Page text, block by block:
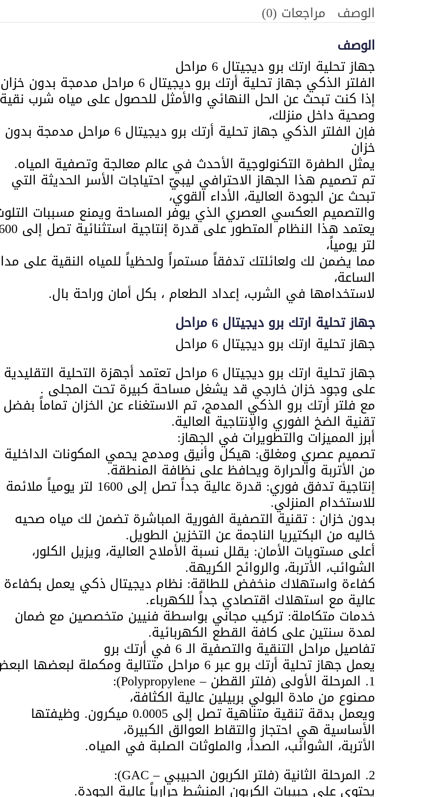
مراحل
الوصف مراجعات (0)
الوصف
جهاز تحلية ارتك برو ديجيتال 6 مراحل ​
الفلتر الذكي جهاز تحلية أرتك برو ديجيتال 6 مراحل مدمجة بدون خزان
​إذا كنت تبحث عن الحل النهائي والأمثل للحصول على مياه شرب نقية
وصحية داخل منزلك،
فإن الفلتر الذكي جهاز تحلية أرتك برو ديجيتال 6 مراحل مدمجة بدون
خزان
يمثل الطفرة التكنولوجية الأحدث في عالم معالجة وتصفية المياه.
تم تصميم هذا الجهاز الاحترافي ليبيّ احتياجات الأسر الحديثة التي
تبحث عن الجودة العالية، الأداء القوي،
والتصميم العكسي العصري الذي يوفر المساحة ويمنع مسببات
​يعتمد هذا النظام المتطور على قدرة
لتر يومياً،
مما يضمن لك ولعائلتك تدفقاً مستمراً ولحظياً للمياه النقية على
الساعة،
لاستخدامها في الشرب، إعداد الطعام ، بكل أمان وراحة بال.
جهاز تحلية ارتك برو ديجيتال 6 مراحل
جهاز تحلية ارتك برو ديجيتال 6 مراحل
​جهاز تحلية ارتك برو ديجيتال 6 مراحل تعتمد أجهزة التحلية التقليدية
على وجود خزان خارجي قد يشغل مساحة كبيرة تحت المجلى .
مع فلتر أرتك برو الذكي المدمج، تم الاستغناء عن الخزان تماماً بفضل
تقنية الضخ الفوري والإنتاجية العالية.
​أبرز المميزات والتطويرات في الجهاز:
​تصميم عصري ومغلق: هيكل وأنيق ومدمج يحمي المكونات الداخلية
من الأتربة والحرارة ويحافظ على نظافة المنطقة.
​إنتاجية تدفق فوري: قدرة عالية جداً تصل إلى 1600 لتر يومياً ملائمة
للاستخدام المنزلي.
​بدون خزان : تقنية التصفية الفورية المباشرة تضمن لك مياه صحيه
خاليه من البكتيريا الناجمة عن التخزين الطويل.
​أعلى مستويات الأمان: يقلل نسبة الأملاح العالية، ويزيل الكلور،
الشوائب، الأتربة، والروائح الكريهة.
​كفاءة واستهلاك منخفض للطاقة: نظام ديجيتال ذكي يعمل بكفاءة
عالية مع استهلاك اقتصادي جداً للكهرباء.
​خدمات متكاملة: تركيب مجاني بواسطة فنيين متخصصين مع ضمان
لمدة سنتين على كافة القطع الكهربائية.
​تفاصيل مراحل التنقية والتصفية الـ 6 في أرتك برو
​يعمل جهاز تحلية أرتك برو عبر 6 مراحل متتالية ومكملة لبعضها البعض :
​1. المرحلة الأولى (فلتر القطن – Polypropylene):
​مصنوع من مادة البولي بربيلين عالية الكثافة،
ويعمل بدقة تنقية متناهية تصل إلى 0.0005 ميكرون. وظيفتها
الأساسية هي احتجاز والتقاط العوالق الكبيرة،
الأتربة، الشوائب، الصدأ، والملوثات الصلبة في المياه.
​2. المرحلة الثانية (فلتر الكربون الحبيبي – GAC):
​يحتوي على حبيبات الكربون المنشط حرارياً عالية الجودة.